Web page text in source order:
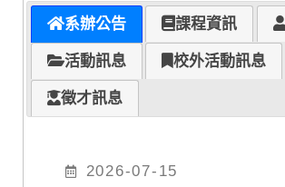
系辦公告 課程資訊
活動訊息 校外活動訊息
徵才訊息
2026-07-15